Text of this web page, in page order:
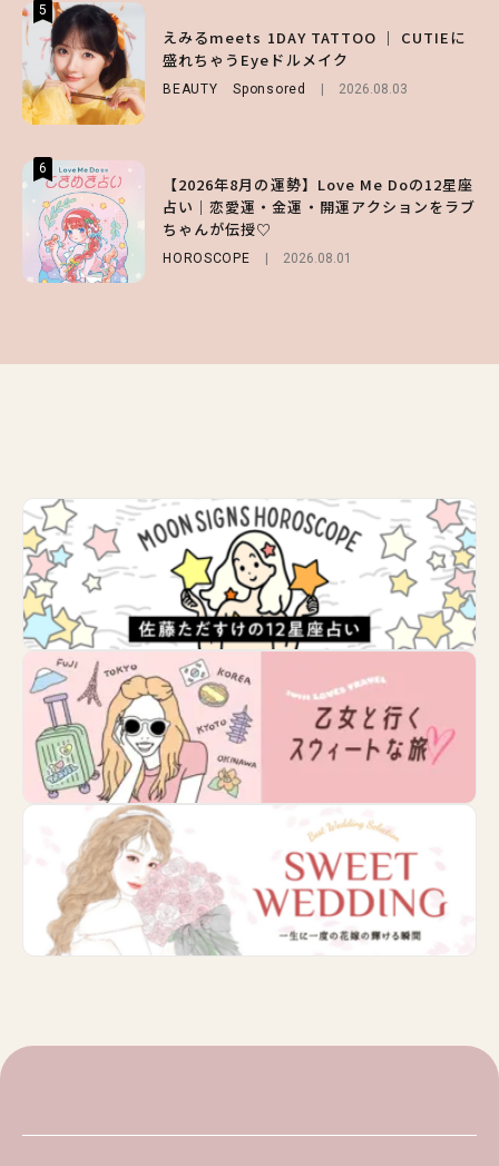
5
えみるmeets 1DAY TATTOO ｜ CUTIEに
盛れちゃうEyeドルメイク
BEAUTY Sponsored 2026.08.03
6
【2026年8月の運勢】Love Me Doの12星座
占い｜恋愛運・金運・開運アクションをラブ
ちゃんが伝授♡
HOROSCOPE 2026.08.01
5
【SNIDEL】長濱ねるとロマンティックトラ
ッドな秋はじめ｜2026秋の新作コーデ4選
FASHION Sponsored 2026.07.10
6
【森香澄】理想のスタイルはどう作る？体型
キープの秘訣や夏の過ごし方など独占インタ
ビュー！
ENTERTAINMENT 2026.07.31
5
第1弾の気になるメニュー＆限定グッズを総
チェック！
2026.07.31
6
【GU】夏の“主役級”アイテム決定！ヘルシ
ー＆可愛すぎる「大人の肌見せ」トップス3
選
FASHION 2026.07.19